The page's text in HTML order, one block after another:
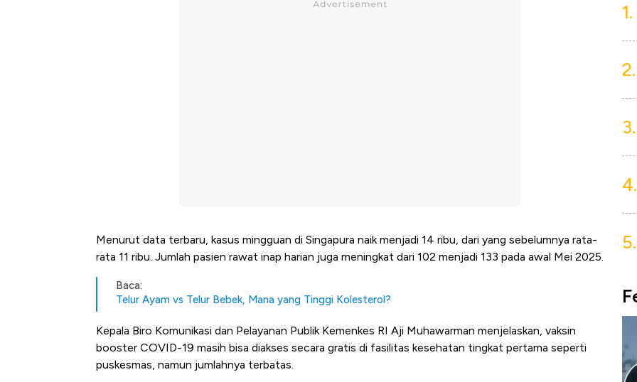
Menurut data terbaru, kasus mingguan di Singapura naik menjadi 14 ribu, dari yang sebelumnya rata-
rata 11 ribu. Jumlah pasien rawat inap harian juga meningkat dari 102 menjadi 133 pada awal Mei 2025.
Baca:
Telur Ayam vs Telur Bebek, Mana yang Tinggi Kolesterol?
Kepala Biro Komunikasi dan Pelayanan Publik Kemenkes RI Aji Muhawarman menjelaskan, vaksin
booster COVID-19 masih bisa diakses secara gratis di fasilitas kesehatan tingkat pertama seperti
puskesmas, namun jumlahnya terbatas.
1.
2.
3.
4.
5.